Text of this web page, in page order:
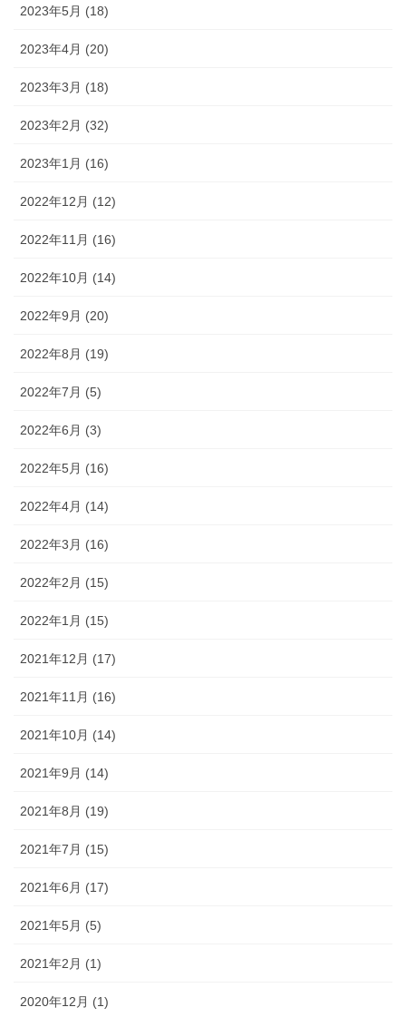
2023年5月 (18)
2023年4月 (20)
2023年3月 (18)
2023年2月 (32)
2023年1月 (16)
2022年12月 (12)
2022年11月 (16)
2022年10月 (14)
2022年9月 (20)
2022年8月 (19)
2022年7月 (5)
2022年6月 (3)
2022年5月 (16)
2022年4月 (14)
2022年3月 (16)
2022年2月 (15)
2022年1月 (15)
2021年12月 (17)
2021年11月 (16)
2021年10月 (14)
2021年9月 (14)
2021年8月 (19)
2021年7月 (15)
2021年6月 (17)
2021年5月 (5)
2021年2月 (1)
2020年12月 (1)